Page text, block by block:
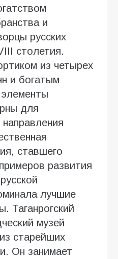
и
русских
столетия.
из четырех
и богатым
для
направления
ставшего
развития
лучшие
Таганрогский
музей
старейших
Он занимает